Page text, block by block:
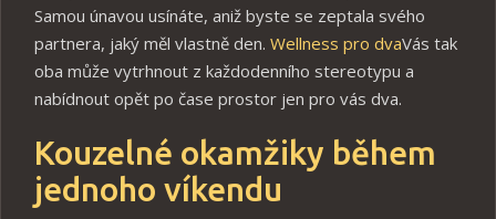
Samou únavou usínáte, aniž byste se zeptala svého
partnera, jaký měl vlastně den. Wellness pro dvaVás tak
oba může vytrhnout z každodenního stereotypu a
nabídnout opět po čase prostor jen pro vás dva.
Kouzelné okamžiky během
jednoho víkendu